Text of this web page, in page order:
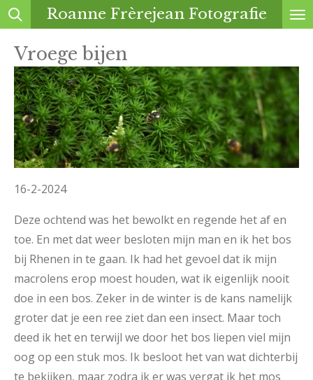
Ga
naar
de
hoofdinhoud
Roanne Frèrejean Fotografie
Vroege bijen
16-2-2024
Deze ochtend was het bewolkt en regende het af en
toe. En met dat weer besloten mijn man en ik het bos
bij Rhenen in te gaan. Ik had het gevoel dat ik mijn
macrolens erop moest houden, wat ik eigenlijk nooit
doe in een bos. Zeker in de winter is de kans namelijk
groter dat je een ree ziet dan een insect. Maar toch
deed ik het en terwijl we door het bos liepen viel mijn
oog op een stuk mos. Ik besloot het van watdichterbij
te bekijken, maar zodra ik er was vergat ik het mos